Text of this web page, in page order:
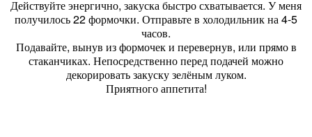
Действуйте энергично, закуска быстро схватывается. У меня
получилось 22 формочки. Отправьте в холодильник на 4-5
часов.
Подавайте, вынув из формочек и перевернув, или прямо в
стаканчиках. Непосредственно перед подачей можно
декорировать закуску зелёным луком.
Приятного аппетита!